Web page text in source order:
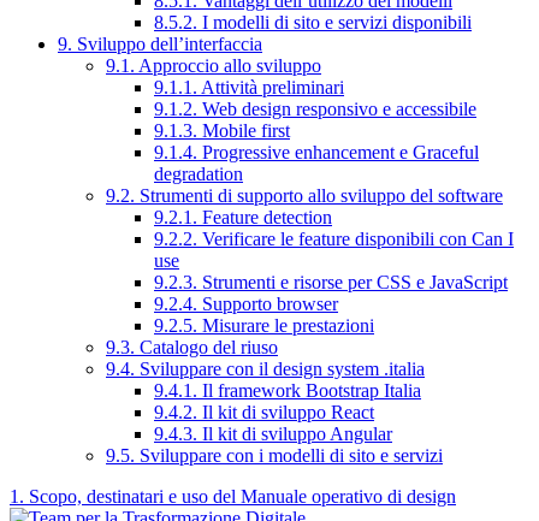
8.5.2. I modelli di sito e servizi disponibili
9. Sviluppo dell’interfaccia
9.1. Approccio allo sviluppo
9.1.1. Attività preliminari
9.1.2. Web design responsivo e accessibile
9.1.3. Mobile first
9.1.4. Progressive enhancement e Graceful
degradation
9.2. Strumenti di supporto allo sviluppo del software
9.2.1. Feature detection
9.2.2. Verificare le feature disponibili con Can I
use
9.2.3. Strumenti e risorse per CSS e JavaScript
9.2.4. Supporto browser
9.2.5. Misurare le prestazioni
9.3. Catalogo del riuso
9.4. Sviluppare con il design system .italia
9.4.1. Il framework Bootstrap Italia
9.4.2. Il kit di sviluppo React
9.4.3. Il kit di sviluppo Angular
9.5. Sviluppare con i modelli di sito e servizi
1. Scopo, destinatari e uso del Manuale operativo di design